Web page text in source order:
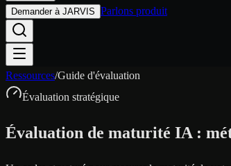
Demander à JARVIS Parlons produit
Ressources/Guide d'évaluation
Évaluation stratégique
Évaluation de maturité IA :